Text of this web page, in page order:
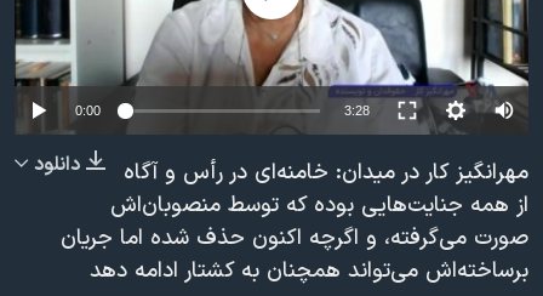
فرهنگ و زندگی
حقوق شهروندی
اقتصادی
اسرائیل در جنگ
گالری عکس
آرشیو پخش زنده
مستندها
انتخابات ریاست جمهوری آمریکا ۲۰۲۴
حمله جمهوری اسلامی به اسرائیل
ورزش زنان در ایران
اعتراضات زن، زندگی، آزادی
مجموعه مستندهای دادخواهی
دنبال کنید
زبانهای مختلف
Auto
240p
360p
480p
0:00 3:28 Auto
360p
480p
720p
دانلود
مهرانگیز کار در میدان: خامنه‌ای در رأس و آگاه
از همه جنایت‌هایی بوده که توسط منصوبان‌اش
صورت می‌گرفته، و اگرچه اکنون حذف شده اما جریان
برساخته‌اش می‌تواند همچنان به کشتار ادامه دهد